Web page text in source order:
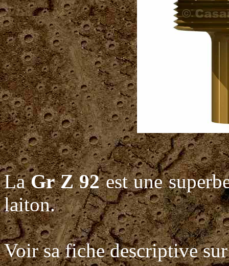
LaGr Z 92est une
laiton.
Voir sa fiche descriptive